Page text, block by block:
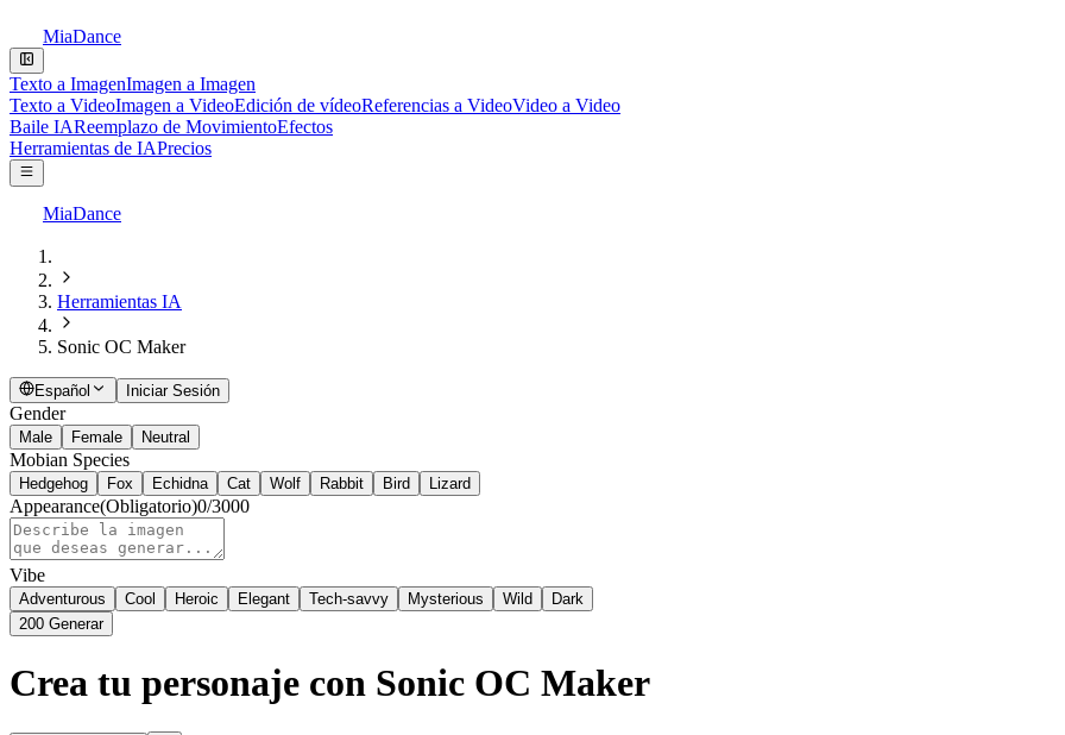
MiaDance
Texto a ImagenImagen a Imagen
Texto a VideoImagen a VideoEdición de vídeoReferencias a VideoVideo a Video
Baile IAReemplazo de MovimientoEfectos
Herramientas de IAPrecios
MiaDance
Herramientas IA
Sonic OC Maker
Español Iniciar Sesión
Gender
Male Female Neutral
Mobian Species
Hedgehog Fox Echidna Cat Wolf Rabbit Bird Lizard
Appearance(Obligatorio)0/3000
Vibe
Adventurous Cool Heroic Elegant Tech-savvy Mysterious Wild
Dark
200 Generar
Crea tu personaje con Sonic OC Maker